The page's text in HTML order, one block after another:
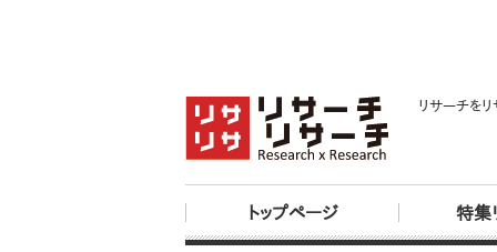
リサーチを
トップページ 特集